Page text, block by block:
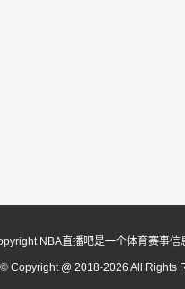
NBA直播吧是一个体育赛事信
© Copyright @ 2018-2026 All Rights